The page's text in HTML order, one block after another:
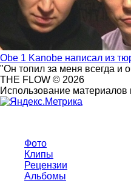
Obe 1 Kanobe написал из
"Он топил за меня всегда и
THE FLOW © 2026
Использование материалов
Фото
Клипы
Рецензии
Альбомы